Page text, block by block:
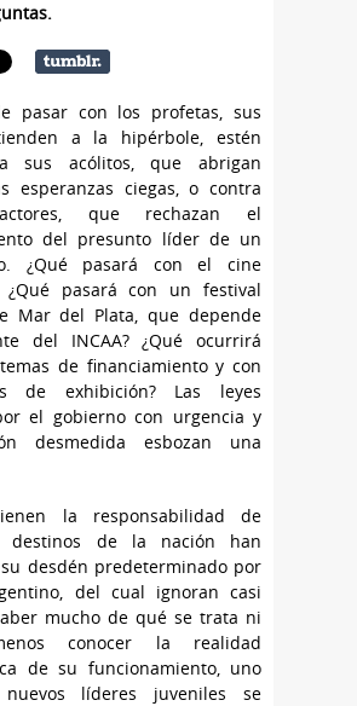
pasar con los profetas, sus
a la hipérbole, estén
sus acólitos, que abrigan
esperanzas ciegas, o contra
que rechazan el
del presunto líder de un
¿Qué pasará con el cine
¿Qué pasará con un festival
Mar del Plata, que depende
del INCAA? ¿Qué ocurrirá
de financiamiento y con
de exhibición? Las leyes
el gobierno con urgencia y
desmedida esbozan una
la responsabilidad de
destinos de la nación han
desdén predeterminado por
del cual ignoran casi
mucho de qué se trata ni
conocer la realidad
de su funcionamiento, uno
líderes juveniles se